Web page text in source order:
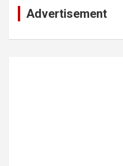
Advertisement